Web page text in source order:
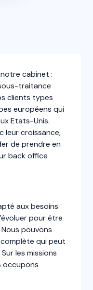
cabinet :
traitance
clients types
européens qui
Etats-Unis.
leur croissance,
de prendre en
back office
aux besoins
pour être
pouvons
qui peut
les missions
occupons